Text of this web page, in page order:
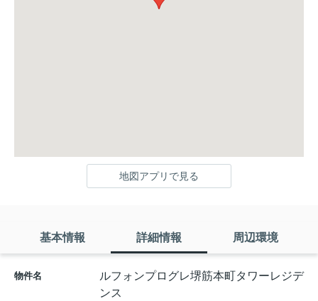
地図アプリで見る
基本情報 詳細情報 周辺環境
物件名
ルフォンプログレ堺筋本町タワーレジデ
ンス